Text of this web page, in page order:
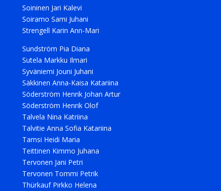
Soininen Jari Kalevi
Soiramo Sami Juhani
Strengell Karin Ann-Mari
Sundström Pia Diana
Sutela Markku Ilmari
Syväniemi Jouni Juhani
Säkkinen Anna-Kaisa Katariina
Söderström Henrik Johan Artur
Söderström Henrik Olof
Talvela Nina Katriina
Talvitie Anna Sofia Katariina
Tamsi Heidi Maria
Teittinen Kimmo Juhana
Tervonen Jani Petri
Tervonen Tommi Petrik
Thürkauf Pirkko Helena